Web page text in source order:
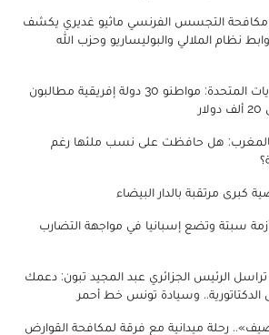
مكافحة التجسس الفرنسي ماثيو غديري يكشف
نظام الملالي والبوليساريو وحزب الله
تأشيرة الدخول للولايات المتحدة: مواطنو 30 دولة إفريقية مطالبون
هل حافظت على نسب ملئها رغم
كبرى مرتقبة بالدار البيضاء
سبتة وتضع إسبانيا في مواجهة التضارب
الرئيس الجزائري عبد المجيد تبون: دعمك
وسيادة تونس خط أحمر
رحلة ميدانية مع فرقة لمكافحة القوارض